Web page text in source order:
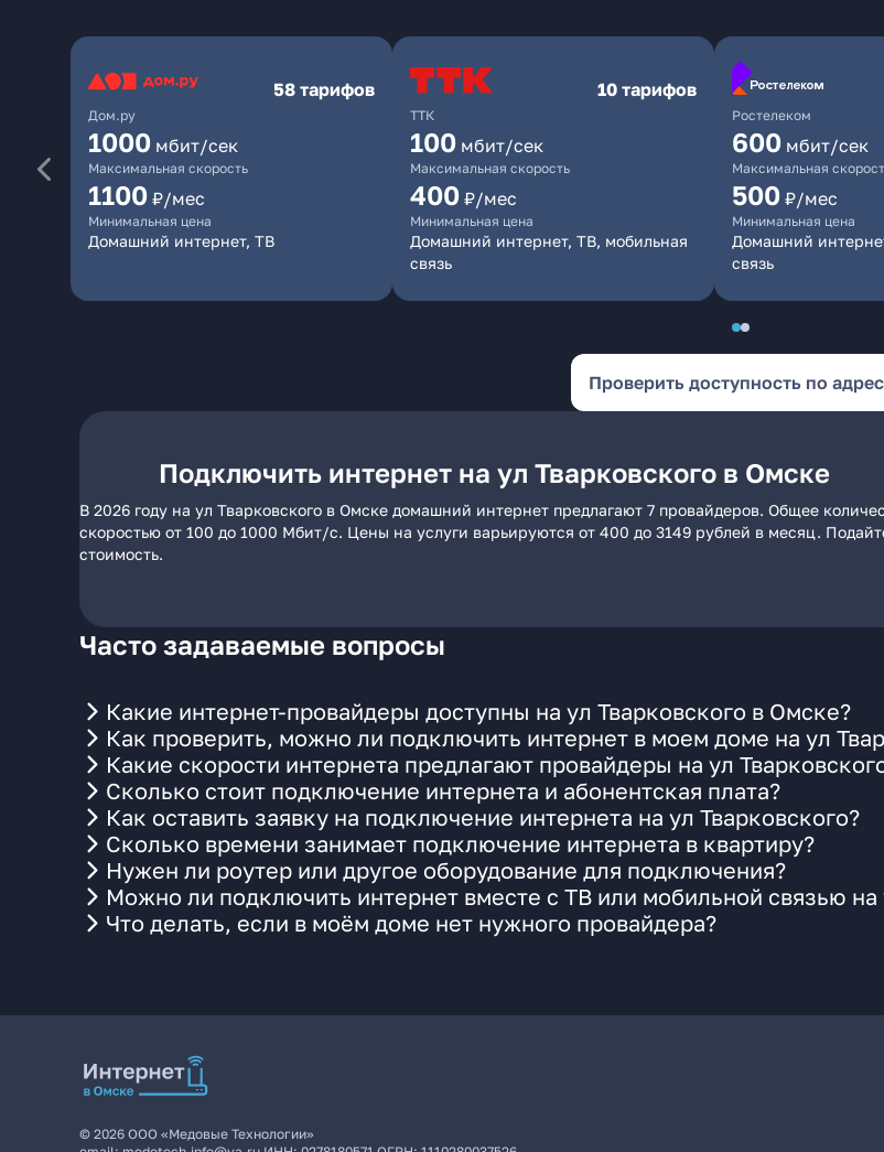
Дом.ру
58 тарифов
1000 мбит/сек
Максимальная скорость
1100 ₽/мес
Минимальная цена
Домашний интернет, ТВ
ТТК
10 тарифов
100 мбит/сек
Максимальная скорость
400 ₽/мес
Минимальная цена
Домашний интернет, ТВ, мобильная
связь
Ростелеком
600 мбит/сек
Максимальная
500 ₽/мес
Минимальная цена
Домашний
связь
Проверить доступность по
Подключить интернет на ул Тварковского в Омске
В 2026 году на ул Тварковского в Омске домашний интернет предлагают 7 провайдеров. Общее
скоростью от 100 до 1000 Мбит/с. Цены на услуги варьируются от 400 до 3149 рублей в месяц.
стоимость.
Часто задаваемые вопросы
Какие интернет-провайдеры доступны на ул Тварковского в Омске?
Как проверить, можно ли подключить интернет в моем доме на ул
Какие скорости интернета предлагают провайдеры на ул
Сколько стоит подключение интернета и абонентская плата?
Как оставить заявку на подключение интернета на ул Тварковского?
Сколько времени занимает подключение интернета в квартиру?
Нужен ли роутер или другое оборудование для подключения?
Можно ли подключить интернет вместе с ТВ или мобильной связью на
Что делать, если в моём доме нет нужного провайдера?
© 2026 ООО «Медовые Технологии»